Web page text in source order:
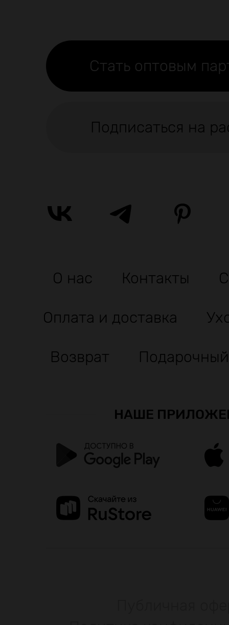
Стать оптовым
Подписаться на
О нас Контакты
Оплата и доставка
Возврат
НАШЕ